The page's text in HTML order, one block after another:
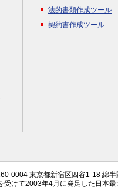
法的書類作成ツール
契約書作成ツール
0004 東京都新宿区四谷1-18 綿
受けて2003年4月に発足した日本